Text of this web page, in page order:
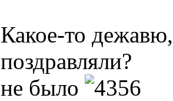
Какое-то
поздравляли?
не было